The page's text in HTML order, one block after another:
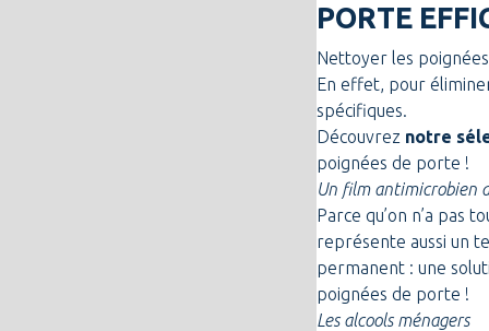
PORTE
Nettoyer les
En effet, pour
spécifiques.
Découvrez notre
poignées de porte !
Un film antimicrobien
Parce qu’on n’a pas
représente aussi un
permanent : une
poignées de porte !
Les alcools ménagers